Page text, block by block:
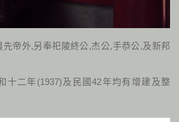
先帝外,另奉祀陵終公,杰公,手恭公,及新邦
十二年(1937)及民國42年均有增建及整